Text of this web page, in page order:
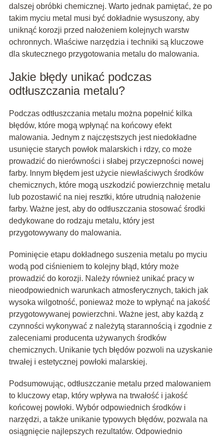
dalszej obróbki chemicznej. Warto jednak pamiętać, że po
takim myciu metal musi być dokładnie wysuszony, aby
uniknąć korozji przed nałożeniem kolejnych warstw
ochronnych. Właściwe narzędzia i techniki są kluczowe
dla skutecznego przygotowania metalu do malowania.
Jakie błędy unikać podczas
odtłuszczania metalu?
Podczas odtłuszczania metalu można popełnić kilka
błędów, które mogą wpłynąć na końcowy efekt
malowania. Jednym z najczęstszych jest niedokładne
usunięcie starych powłok malarskich i rdzy, co może
prowadzić do nierówności i słabej przyczepności nowej
farby. Innym błędem jest użycie niewłaściwych środków
chemicznych, które mogą uszkodzić powierzchnię metalu
lub pozostawić na niej resztki, które utrudnią nałożenie
farby. Ważne jest, aby do odtłuszczania stosować środki
dedykowane do rodzaju metalu, który jest
przygotowywany do malowania.
Pominięcie etapu dokładnego suszenia metalu po myciu
wodą pod ciśnieniem to kolejny błąd, który może
prowadzić do korozji. Należy również unikać pracy w
nieodpowiednich warunkach atmosferycznych, takich jak
wysoka wilgotność, ponieważ może to wpłynąć na jakość
przygotowywanej powierzchni. Ważne jest, aby każdą z
czynności wykonywać z należytą starannością i zgodnie z
zaleceniami producenta używanych środków
chemicznych. Unikanie tych błędów pozwoli na uzyskanie
trwałej i estetycznej powłoki malarskiej.
Podsumowując, odtłuszczanie metalu przed malowaniem
to kluczowy etap, który wpływa na trwałość i jakość
końcowej powłoki. Wybór odpowiednich środków i
narzędzi, a także unikanie typowych błędów, pozwala na
osiągnięcie najlepszych rezultatów. Odpowiednio